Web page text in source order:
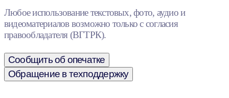
Любое использование текстовых, фото, аудио и
видеоматериалов возможно только с согласия
правообладателя (ВГТРК).
Сообщить об опечатке
Обращение в техподдержку